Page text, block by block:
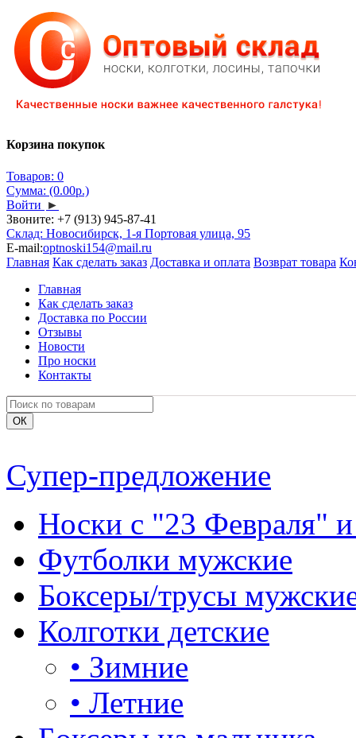
Корзина покупок
Товаров: 0
Сумма: (0.00р.)
Войти ►
Звоните: +7 (913) 945-87-41
Склад: Новосибирск, 1-я Портовая улица, 95
E-mail:optnoski154@mail.ru
Главная Как сделать заказ Доставка и оплата Возврат товара
Главная
Как сделать заказ
Доставка по России
Отзывы
Новости
Про носки
Контакты
Супер-предложение
Носки с "23 Февраля"
Футболки мужские
Боксеры/трусы
Колготки детские
• Зимние
• Летние